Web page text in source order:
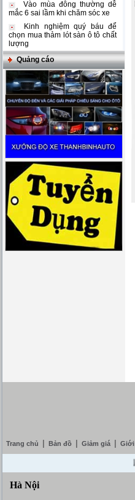
Vào mùa đông thường dễ
mắc 6 sai lầm khi chăm sóc xe
Kinh nghiệm quý báu để
chọn mua thảm lót sàn ô tô chất
lượng
Quảng cáo
Trang chủ Bản đồ Giảm giá Giới
Hà Nội